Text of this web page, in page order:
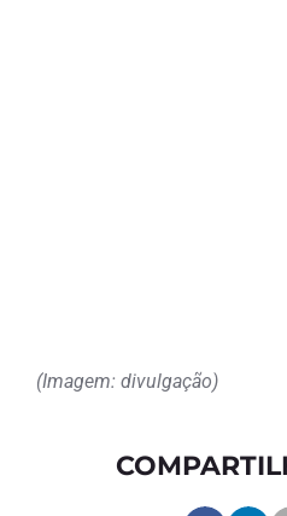
(Imagem: divulgação)